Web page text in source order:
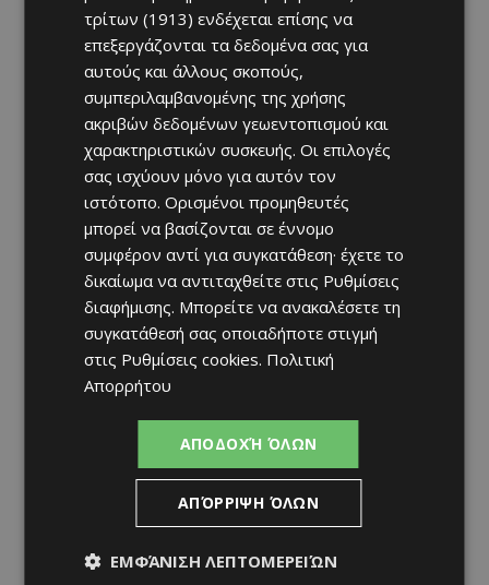
τρίτων (1913) ενδέχεται επίσης να
επεξεργάζονται τα δεδομένα σας για
αυτούς και άλλους σκοπούς,
συμπεριλαμβανομένης της χρήσης
ακριβών δεδομένων γεωεντοπισμού και
χαρακτηριστικών συσκευής. Οι επιλογές
σας ισχύουν μόνο για αυτόν τον
ιστότοπο. Ορισμένοι προμηθευτές
μπορεί να βασίζονται σε έννομο
συμφέρον αντί για συγκατάθεση· έχετε το
δικαίωμα να αντιταχθείτε στις Ρυθμίσεις
διαφήμισης. Μπορείτε να ανακαλέσετε τη
συγκατάθεσή σας οποιαδήποτε στιγμή
στις Ρυθμίσεις cookies. Πολιτική
Απορρήτου
ΑΠΟΔΟΧΉ ΌΛΩΝ
ΑΠΌΡΡΙΨΗ ΌΛΩΝ
ΕΜΦΆΝΙΣΗ ΛΕΠΤΟΜΕΡΕΙΏΝ